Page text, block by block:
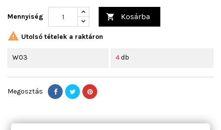
Mennyiség  Kosárba
 Utolsó tételek a raktáron
W03 4db
Megosztás